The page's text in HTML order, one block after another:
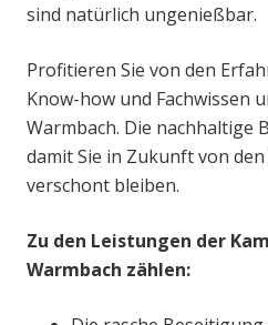
sind natürlich ungenießbar.
Profitieren Sie von den
Know-how und Fachwissen
Warmbach. Die nachhaltige
damit Sie in Zukunft von
verschont bleiben.
Zu den Leistungen der
Warmbach zählen: